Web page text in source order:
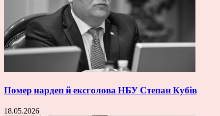
Помер нардеп й ексголова НБУ Степан Кубів
18.05.2026